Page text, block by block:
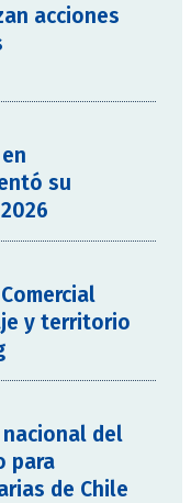
acciones
su
y territorio
nacional del
para
de Chile